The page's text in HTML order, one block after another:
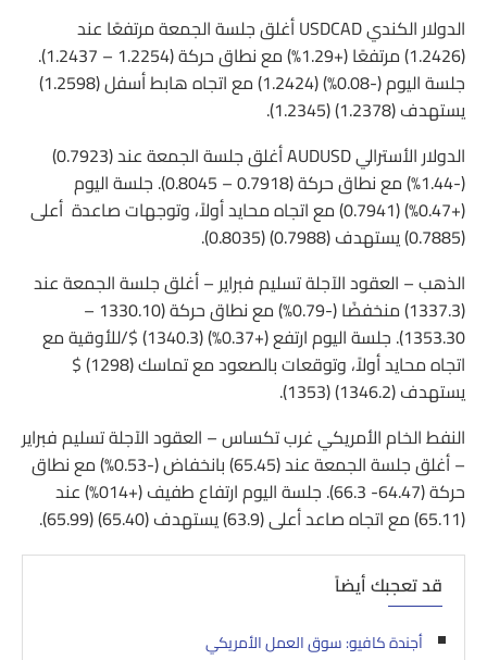
الدولار الكندي USDCAD أغلق جلسة الجمعة مرتفعًا عند
(1.2426) مرتفعًا (+1.29%) مع نطاق حركة (1.2254 – 1.2437).
جلسة اليوم (-0.08%) (1.2424) مع اتجاه هابط أسفل (1.2598)
يستهدف (1.2378) (1.2345).
الدولار الأسترالي AUDUSD أغلق جلسة الجمعة عند (0.7923)
(-1.44%) مع نطاق حركة (0.7918 – 0.8045). جلسة اليوم
(+0.47%) (0.7941) مع اتجاه محايد أولاً، وتوجهات صاعدة أعلى
(0.7885) يستهدف (0.7988) (0.8035).
الذهب – العقود الآجلة تسليم فبراير – أغلق جلسة الجمعة عند
(1337.3) منخفضًا (-0.79%) مع نطاق حركة (1330.10 –
1353.30). جلسة اليوم ارتفع (+0.37%) (1340.3) $/للأوقية مع
اتجاه محايد أولاً، وتوقعات بالصعود مع تماسك (1298) $
يستهدف (1346.2) (1353).
النفط الخام الأمريكي غرب تكساس – العقود الآجلة تسليم فبراير
– أغلق جلسة الجمعة عند (65.45) بانخفاض (-0.53%) مع نطاق
حركة (64.47- 66.3). جلسة اليوم ارتفاع طفيف (+014%) عند
(65.11) مع اتجاه صاعد أعلى (63.9) يستهدف (65.40) (65.99).
قد تعجبك أيضاً
أجندة كافيو: سوق العمل الأمريكي